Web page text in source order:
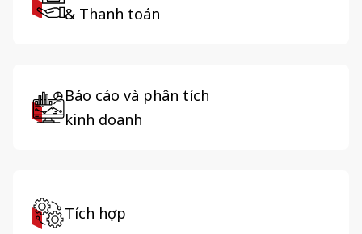
& Thanh toán
Báo cáo và phân tích
kinh doanh
Tích hợp